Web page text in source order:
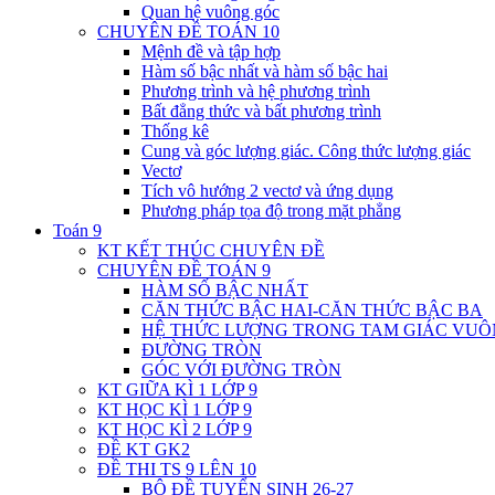
Quan hệ vuông góc
CHUYÊN ĐỀ TOÁN 10
Mệnh đề và tập hợp
Hàm số bậc nhất và hàm số bậc hai
Phương trình và hệ phương trình
Bất đẳng thức và bất phương trình
Thống kê
Cung và góc lượng giác. Công thức lượng giác
Vectơ
Tích vô hướng 2 vectơ và ứng dụng
Phương pháp tọa độ trong mặt phẳng
Toán 9
KT KẾT THÚC CHUYÊN ĐỀ
CHUYÊN ĐỀ TOÁN 9
HÀM SỐ BẬC NHẤT
CĂN THỨC BẬC HAI-CĂN THỨC BẬC BA
HỆ THỨC LƯỢNG TRONG TAM GIÁC
ĐƯỜNG TRÒN
GÓC VỚI ĐƯỜNG TRÒN
KT GIỮA KÌ 1 LỚP 9
KT HỌC KÌ 1 LỚP 9
KT HỌC KÌ 2 LỚP 9
ĐỀ KT GK2
ĐỀ THI TS 9 LÊN 10
BỘ ĐỀ TUYỂN SINH 26-27